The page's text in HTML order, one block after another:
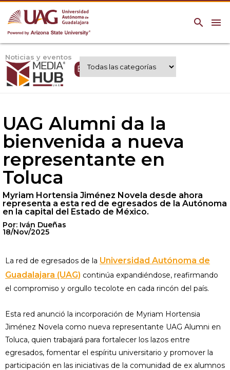
menu
search
Noticias y eventos
Expertos UAG
UAG Alumni da la
bienvenida a nueva
representante en
Toluca
Myriam Hortensia Jiménez Novela desde ahora
representa a esta red de egresados de la Autónoma
en la capital del Estado de México.
Por: Iván Dueñas
18/Nov/2025
La red de egresados de la Universidad Autónoma de
Guadalajara (UAG) continúa expandiéndose, reafirmando
el compromiso y orgullo tecolote en cada rincón del país.
Esta red anunció la incorporación de Myriam Hortensia
Jiménez Novela como nueva representante UAG Alumni en
Toluca, quien trabajará para fortalecer los lazos entre
egresados, fomentar el espíritu universitario y promover la
participación en las iniciativas de la comunidad de ex alumnos